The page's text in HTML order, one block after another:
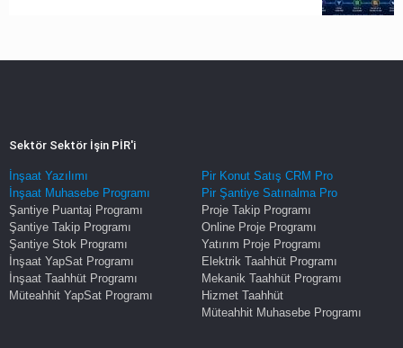
Sektör Sektör İşin PİR'i
İnşaat Yazılımı
İnşaat Muhasebe Programı
Şantiye Puantaj Programı
Şantiye Takip Programı
Şantiye Stok Programı
İnşaat YapSat Programı
İnşaat Taahhüt Programı
Müteahhit YapSat Programı
Pir Konut Satış CRM Pro
Pir Şantiye Satınalma Pro
Proje Takip Programı
Online Proje Programı
Yatırım Proje Programı
Elektrik Taahhüt Programı
Mekanik Taahhüt Programı
Hizmet Taahhüt
Müteahhit Muhasebe Programı